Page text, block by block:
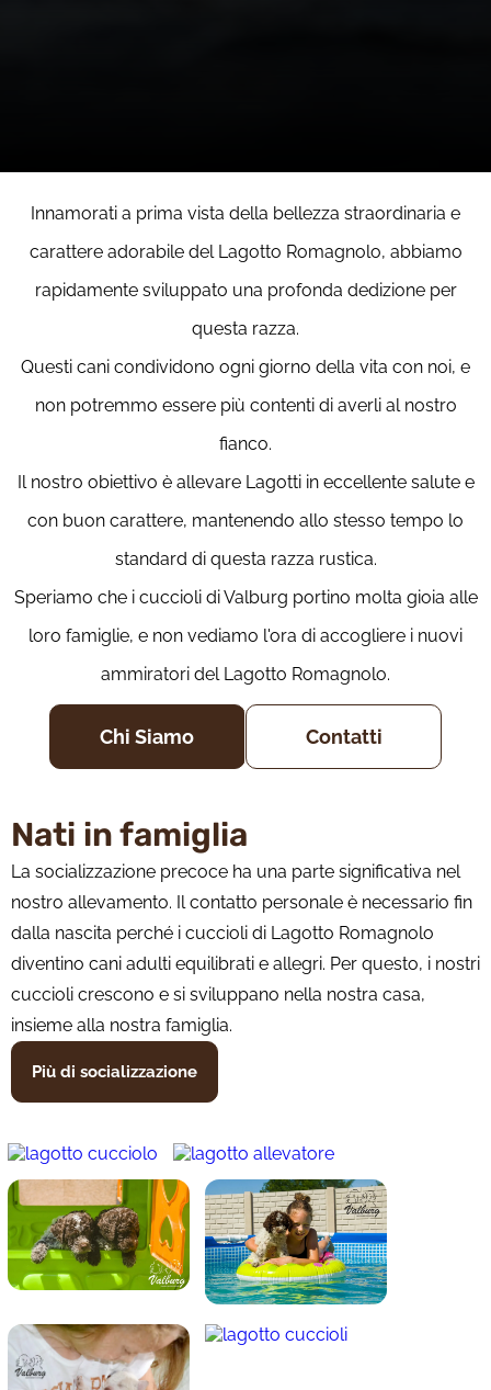
Innamorati a prima vista della bellezza straordinaria e
carattere adorabile del Lagotto Romagnolo, abbiamo
rapidamente sviluppato una profonda dedizione per
questa razza.
Questi cani condividono ogni giorno della vita con noi, e
non potremmo essere più contenti di averli al nostro
fianco.
Il nostro obiettivo è allevare Lagotti in eccellente salute e
con buon carattere, mantenendo allo stesso tempo lo
standard di questa razza rustica.
Speriamo che i cuccioli di Valburg portino molta gioia alle
loro famiglie, e non vediamo l'ora di accogliere i nuovi
ammiratori del Lagotto Romagnolo.
Chi Siamo Contatti
Nati in famiglia
La socializzazione precoce ha una parte significativa nel
nostro allevamento. Il contatto personale è necessario fin
dalla nascita perché i cuccioli di Lagotto Romagnolo
diventino cani adulti equilibrati e allegri. Per questo, i nostri
cuccioli crescono e si sviluppano nella nostra casa,
insieme alla nostra famiglia.
Più di socializzazione